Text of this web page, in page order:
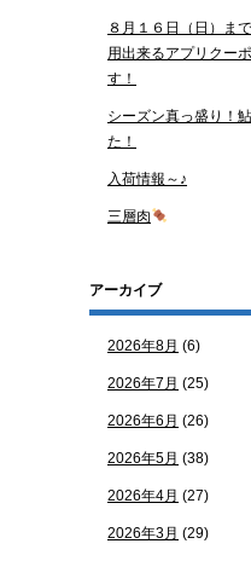
８月１６日（日）ま
用出来るアプリクー
す！
シーズン真っ盛り！
た！
入荷情報～♪
三層肉
アーカイブ
2026年8月 (6)
2026年7月 (25)
2026年6月 (26)
2026年5月 (38)
2026年4月 (27)
2026年3月 (29)